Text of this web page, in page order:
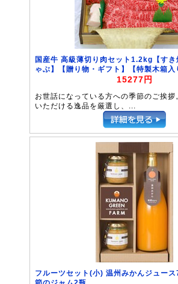
国産牛 高級薄切り肉セット1.2kg【すき
ゃぶ】【贈り物・ギフト】【特製木箱入
15277円
お世話になっている方への季節のご挨
いただける逸品を厳選し、...
フルーツセット(小) 温州みかんジュー